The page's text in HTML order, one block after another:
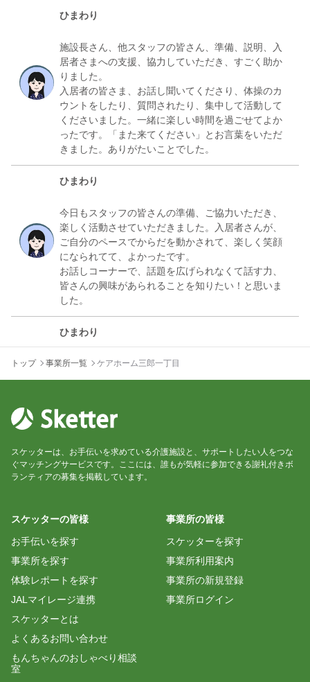
初めましての体験
2025/06/17 07:08
ひまわり
施設長さん、他スタッフの皆さん、準備、説明、入
居者さまへの支援、協力していただき、すごく助か
りました。
入居者の皆さま、お話し聞いてくださり、体操のカ
ウントをしたり、質問されたり、集中して活動して
くださいました。一緒に楽しい時間を過ごせてよか
ったです。「また来てください」とお言葉をいただ
ひまわり
今日もスタッフの皆さんの準備、ご協力いただき、
楽しく活動させていただきました。入居者さんが、
ご自分のペースでからだを動かされて、楽しく笑顔
になられてて、よかったです。
お話しコーナーで、話題を広げられなくて話す力、
皆さんの興味があられることを知りたい！と思いま
ひまわり
今日も皆さんにお世話になりました。
見本をするのに職員さんが一緒にしてくださって入
顔に色シールを貼ってみます。
まく使えるようにします。
入居者さんから「声を出せて楽しい！」と感想を
いただきました。
ひまわり
タンバリンと鈴で簡単な合奏をするときにスタッフ
さんに鈴を担当してもらい、前でしてもらうと入居
者が喜ばれてました！。その場でお願いするのに対
応してくださり、いつもありがとうございます。
運動すると、足が少しあがりやすくなるのを感じら
トップ 事業所一覧 ケアホーム三郎一丁目
スケッターは、お手伝いを求めている介護施設と、サポートしたい人をつな
ぐマッチングサービスです。ここには、誰もが気軽に参加できる謝礼付きボ
ランティアの募集を掲載しています。
スケッターの皆様
お手伝いを探す
事業所を探す
体験レポートを探す
JALマイレージ連携
スケッターとは
よくあるお問い合わせ
もんちゃんのおしゃべり相談
室
事業所の皆様
スケッターを探す
事業所利用案内
事業所の新規登録
事業所ログイン